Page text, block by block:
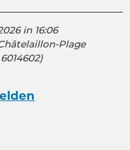
in 16:06
Plage
6014602)